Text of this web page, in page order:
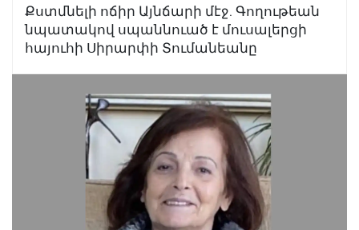
Քստմնելի ոճիր Այնճարի մէջ. Գողութեան
նպատակով սպաննուած է մուսալերցի
հայուհի Սիրարփի Տումանեանը